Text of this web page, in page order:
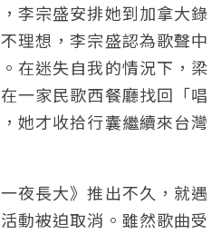
李宗盛安排她到加拿大錄
理想，李宗盛認為歌聲中
在迷失自我的情況下，梁
一家民歌西餐廳找回「唱
她才收拾行囊繼續來台灣
夜長大》推出不久，就遇
動被迫取消。雖然歌曲受